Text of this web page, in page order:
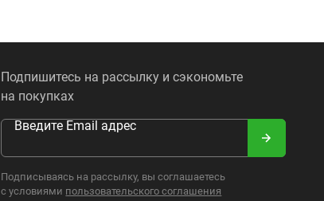
Подпишитесь на рассылку и сэкономьте
на покупках
Введите Email адрес
Подписываясь на рассылку, вы соглашаетесь
с условиями пользовательского соглашения